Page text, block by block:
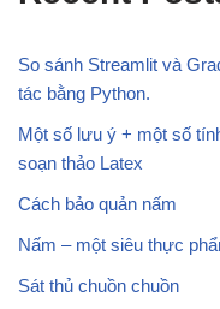
So sánh Streamlit và
tác bằng Python.
Một số lưu ý + một số
soạn thảo Latex
Cách bảo quản nấm
Nấm – một siêu thực
Sát thủ chuồn chuồn